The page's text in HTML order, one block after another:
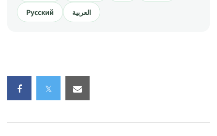
Русский العربية